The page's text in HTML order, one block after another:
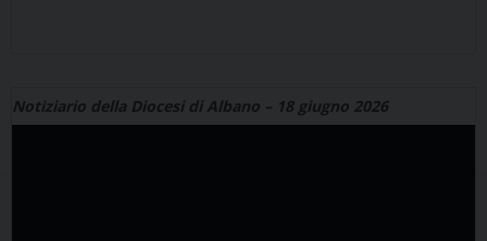
Notiziario della Diocesi di Albano – 18 giugno 2026